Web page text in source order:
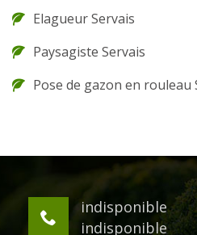
Elagueur Servais
Paysagiste Servais
Pose de gazon en rouleau
indisponible
indisponible